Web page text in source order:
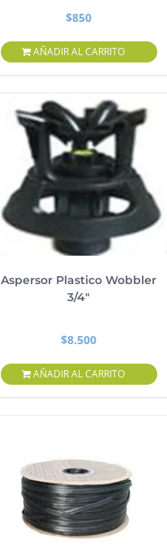
$850
AÑADIR AL CARRITO
Aspersor Plastico Wobbler
3/4″
$8.500
AÑADIR AL CARRITO